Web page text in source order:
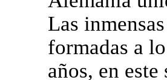
Las
formadas a
años, en